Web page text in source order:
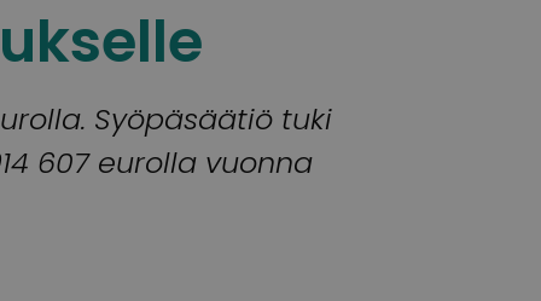
Syöpäsäätiö tuki
607 eurolla vuonna